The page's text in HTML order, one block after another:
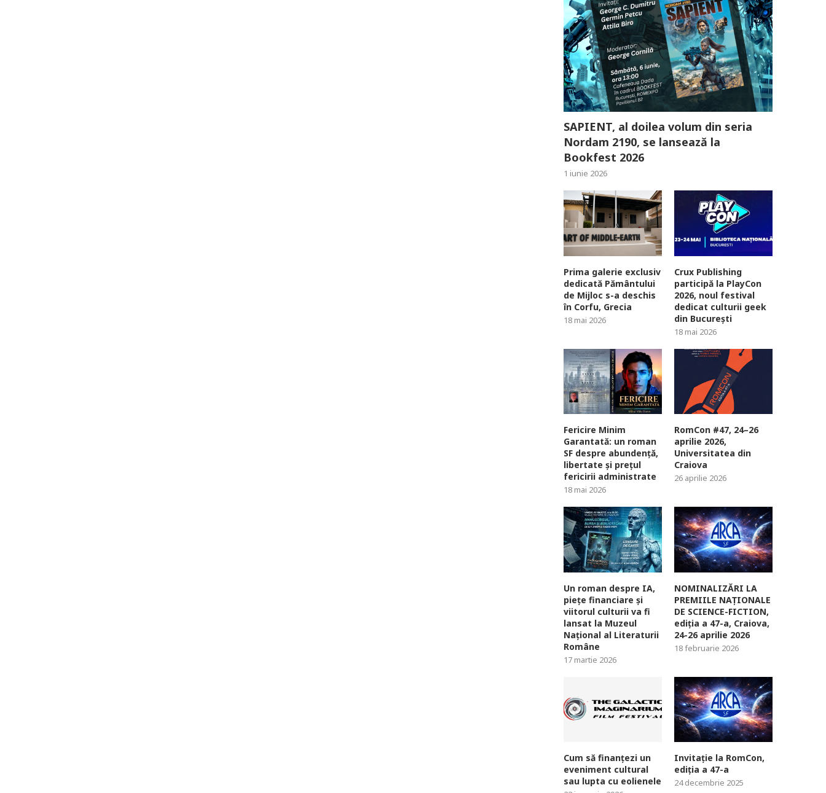
SAPIENT, al doilea volum din seria
Nordam 2190, se lansează la
Bookfest 2026
1 iunie 2026
Prima galerie exclusiv
dedicată Pământului
de Mijloc s-a deschis
în Corfu, Grecia
18 mai 2026
Crux Publishing
participă la PlayCon
2026, noul festival
dedicat culturii geek
din București
18 mai 2026
Fericire Minim
Garantată: un roman
SF despre abundență,
libertate și prețul
fericirii administrate
18 mai 2026
RomCon #47, 24–26
aprilie 2026,
Universitatea din
Craiova
26 aprilie 2026
Un roman despre IA,
piețe financiare și
viitorul culturii va fi
lansat la Muzeul
Național al Literaturii
Române
17 martie 2026
NOMINALIZĂRI LA
PREMIILE NAȚIONALE
DE SCIENCE-FICTION,
ediția a 47-a, Craiova,
24-26 aprilie 2026
18 februarie 2026
Cum să finanțezi un
eveniment cultural
sau lupta cu eolienele
Invitație la RomCon,
ediția a 47-a
24 decembrie 2025